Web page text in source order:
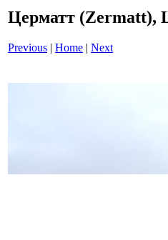
Церматт (Zermatt),
Previous | Home | Next